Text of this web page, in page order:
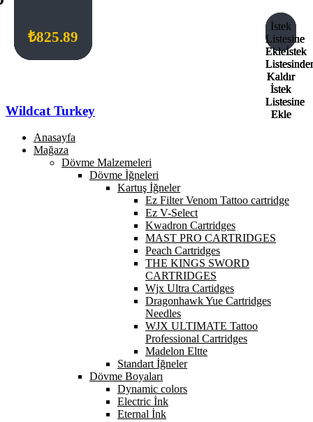
Wildcat Turkey
Anasayfa
Mağaza
Dövme Malzemeleri
Dövme İğneleri
Kartuş İğneler
Ez Filter Venom Tattoo cartridge
Ez V-Select
Kwadron Cartridges
MAST PRO CARTRIDGES
Peach Cartridges
THE KINGS SWORD
CARTRIDGES
Wjx Ultra Cartidges
Dragonhawk Yue Cartridges
Needles
WJX ULTIMATE Tattoo
Professional Cartridges
Madelon Eltte
Standart İğneler
Dövme Boyaları
Dynamic colors
Electric İnk
Eternal İnk
₺715.77
İstek
Listesine
Ekleİstek
Kaldır
İstek
Listesine
Ekle
₺770.83
İstek
Listesine
Ekleİstek
Kaldır
İstek
Listesine
Ekle
₺660.71
İstek
Listesine
Ekleİstek
Kaldır
İstek
Listesine
Ekle
₺825.89
İstek
Listesine
Ekleİstek
Kaldır
İstek
Listesine
Ekle